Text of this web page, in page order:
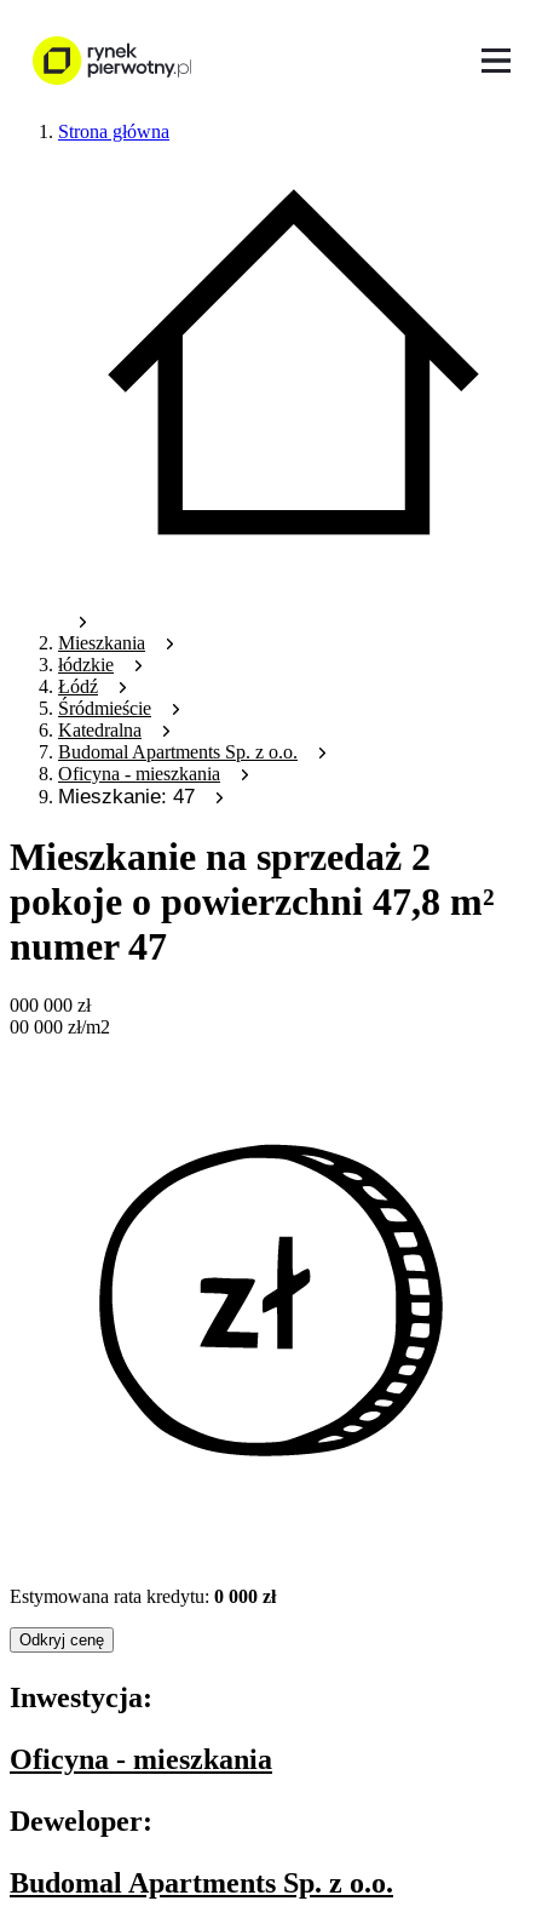
Strona główna
Mieszkania
łódzkie
Łódź
Śródmieście
Katedralna
Budomal Apartments Sp. z o.o.
Oficyna - mieszkania
Mieszkanie: 47
Mieszkanie na sprzedaż 2
pokoje o powierzchni 47,8 m²
numer 47
000 000 zł
00 000 zł/m2
Estymowana rata kredytu: 0 000 zł
Odkryj cenę
Inwestycja:
Oficyna - mieszkania
Deweloper:
Budomal Apartments Sp. z o.o.